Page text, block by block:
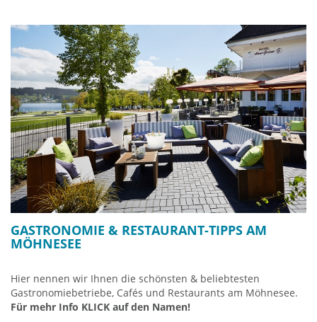
GASTRONOMIE & RESTAURANT-TIPPS AM
MÖHNESEE
Hier nennen wir Ihnen die schönsten & beliebtesten
Gastronomiebetriebe, Cafés und Restaurants am Möhnesee.
Für mehr Info KLICK auf den Namen!